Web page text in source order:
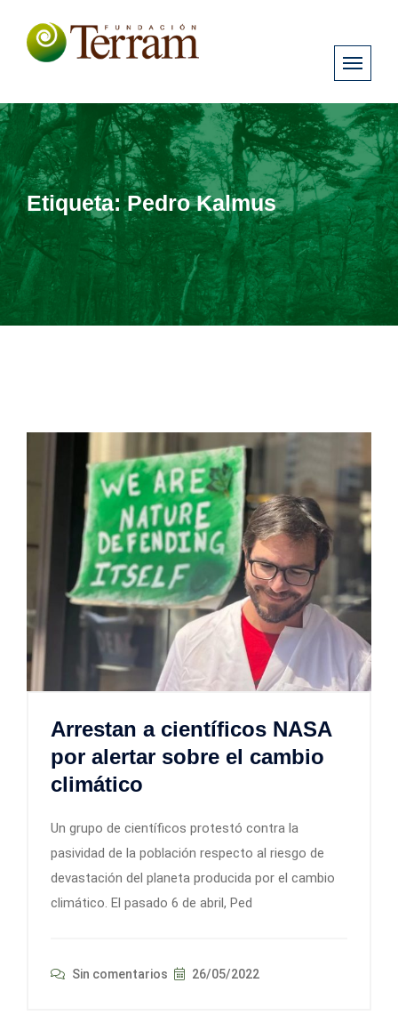
Etiqueta:Pedro Kalmus
Arrestan a científicos NASA
por alertar sobre el cambio
climático
Un grupo de científicos protestó contra la
pasividad de la población respecto al riesgo de
devastación del planeta producida por el cambio
climático. El pasado 6 de abril, Ped
Sin comentarios 26/05/2022